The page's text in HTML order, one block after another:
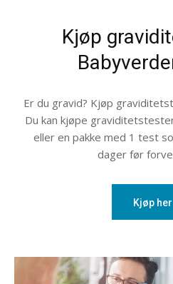
Kjøp
Er du gravid? Kjøp
Du kan kjøpe
eller en pakke med 1 test
dager før
Kjøp her